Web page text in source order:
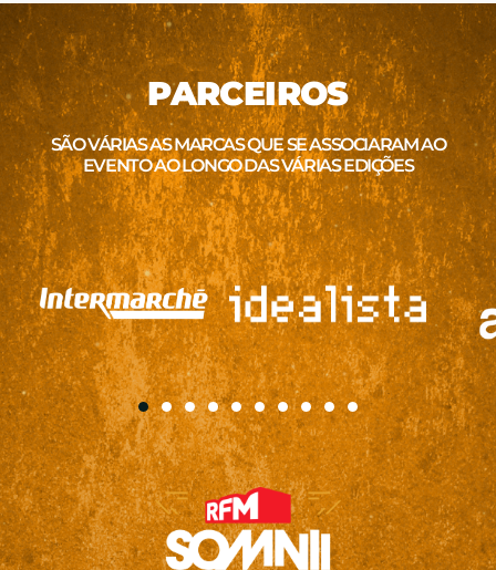
PARCEIROS
SÃO VÁRIAS AS MARCAS QUE SE ASSOCIARAM AO
EVENTO AO LONGO DAS VÁRIAS EDIÇÕES